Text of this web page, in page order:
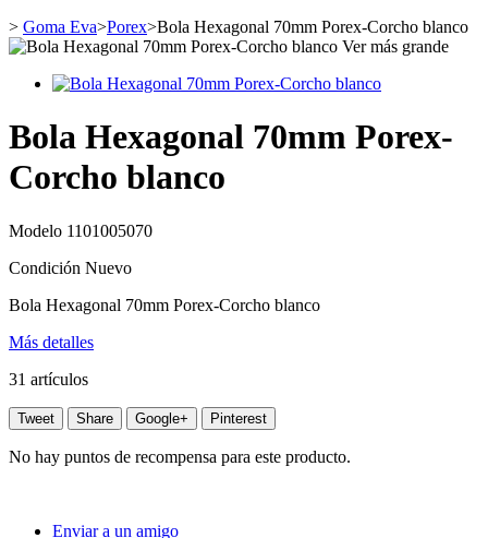
> Goma Eva>Porex>Bola Hexagonal 70mm Porex-Corcho blanco
Ver más grande
Bola Hexagonal 70mm Porex-
Corcho blanco
Modelo 1101005070
Condición Nuevo
Bola Hexagonal 70mm Porex-Corcho blanco
Más detalles
31 artículos
Tweet Share Google+ Pinterest
No hay puntos de recompensa para este producto.
Enviar a un amigo